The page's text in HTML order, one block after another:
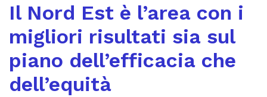
Il Nord Est è l’area con i
migliori risultati sia sul
piano dell’efficacia che
dell’equità